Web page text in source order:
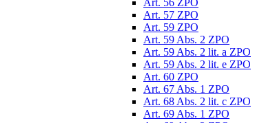
Art. 56 ZPO
Art. 57 ZPO
Art. 59 ZPO
Art. 59 Abs. 2 ZPO
Art. 59 Abs. 2 lit. a ZPO
Art. 59 Abs. 2 lit. e ZPO
Art. 60 ZPO
Art. 67 Abs. 1 ZPO
Art. 68 Abs. 2 lit. c ZPO
Art. 69 Abs. 1 ZPO